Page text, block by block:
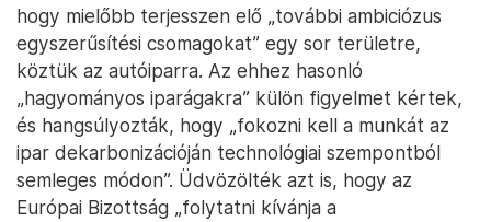
hogy mielőbb terjesszen elő „további ambiciózus
egyszerűsítési csomagokat” egy sor területre,
köztük az autóiparra. Az ehhez hasonló
„hagyományos iparágakra” külön figyelmet kértek,
és hangsúlyozták, hogy „fokozni kell a munkát az
ipar dekarbonizációján technológiai szempontból
semleges módon”. Üdvözölték azt is, hogy az
Európai Bizottság „folytatni kívánja a